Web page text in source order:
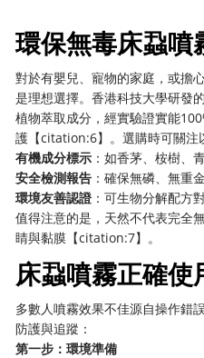
環保無毒床蝨噴
對於有嬰兒、寵物的家庭，或擔
是理想選擇。香港科技大學研發的
植物萃取成分，經實驗證實能
護【citation:6】。選購時可關注
有機成分標示 ：如香茅、桉樹、
安全檢測報告 ：確保無磷、無重
環境友善認證 ：可生物分解配方
值得注意的是，天然不代表完全
睛與黏膜【citation:7】。
床蝨噴霧正確使
多數人噴霧效果不佳源自操作錯
防護與追蹤：
第一步：環境準備